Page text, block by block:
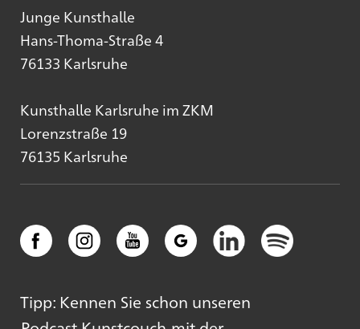
Junge Kunsthalle
Hans-Thoma-Straße 4
76133 Karlsruhe
Kunsthalle Karlsruhe im ZKM
Lorenzstraße 19
76135 Karlsruhe
Tipp: Kennen Sie schon unseren